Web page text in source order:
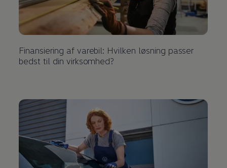
Finansiering af varebil: Hvilken løsning passer
bedst til din virksomhed?